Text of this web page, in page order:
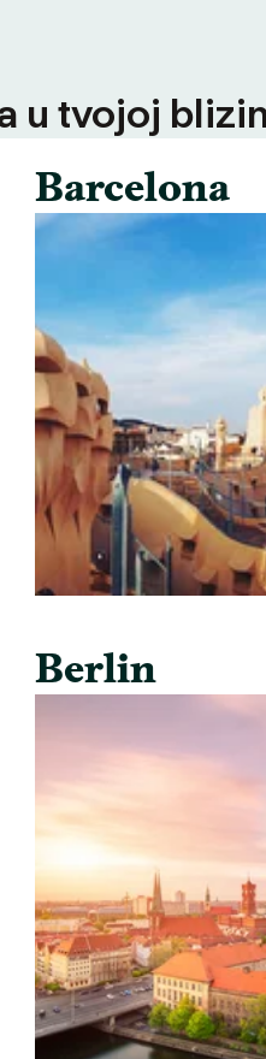
u tvojoj
Barcelona
Berlin